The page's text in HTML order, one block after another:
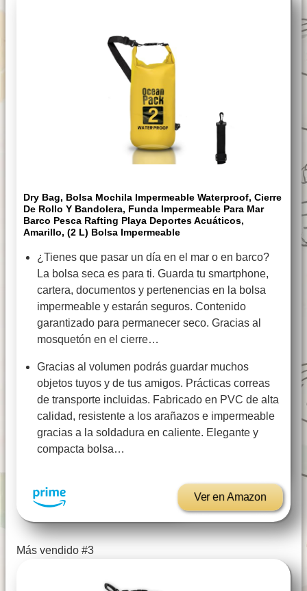
Dry Bag, Bolsa Mochila Impermeable Waterproof, Cierre
De Rollo Y Bandolera, Funda Impermeable Para Mar
Barco Pesca Rafting Playa Deportes Acuáticos,
Amarillo, (2 L) Bolsa Impermeable
¿Tienes que pasar un día en el mar o en barco?
La bolsa seca es para ti. Guarda tu smartphone,
cartera, documentos y pertenencias en la bolsa
impermeable y estarán seguros. Contenido
garantizado para permanecer seco. Gracias al
mosquetón en el cierre…
Gracias al volumen podrás guardar muchos
objetos tuyos y de tus amigos. Prácticas correas
de transporte incluidas. Fabricado en PVC de alta
calidad, resistente a los arañazos e impermeable
gracias a la soldadura en caliente. Elegante y
compacta bolsa…
Ver en Amazon
Más vendido #3